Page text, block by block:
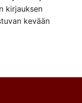
kirjauksen
kevään